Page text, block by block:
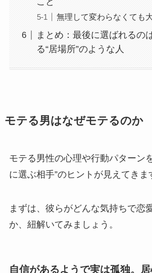
無理して変わらなくても
まとめ：最後に選ばれるの
る“居場所”のような人
モテる男はなぜモテるのか
モテる男性の心理や行動パターン
に選ぶ相手”のヒントが見えてきま
まずは、彼らがどんな気持ちで恋
か、紐解いてみましょう。
自信があるようで実は孤独。